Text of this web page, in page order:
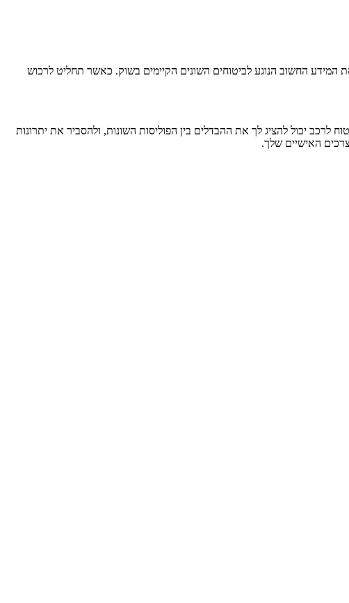
המידע החשוב הנוגע לביטוחים השונים הקיימים בשוק. כאשר תחליט לרכוש
לרכב יכול להציג לך את ההבדלים בין הפוליסות השונות, ולהסביר את יתרונות
האישיים שלך.